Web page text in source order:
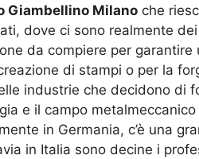
Giambellino Milano che
dove ci sono realmente
da compiere per garantire
di stampi o per la
industrie che decidono di
e il campo metalmeccanico
in Germania, c’è una
in Italia sono decine i